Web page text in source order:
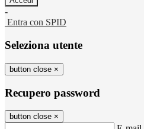
-
Entra con SPID
Seleziona utente
button close ×
Recupero password
button close ×